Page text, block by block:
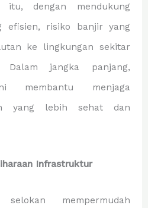
itu, dengan mendukung
efisien, risiko banjir yang
ke lingkungan sekitar
Dalam jangka panjang,
membantu menjaga
yang lebih sehat dan
Infrastruktur
mempermudah